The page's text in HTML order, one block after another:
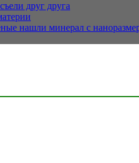
друг друга
нашли минерал с